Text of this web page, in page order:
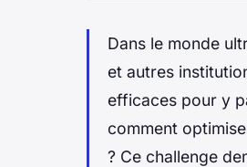
Dans le monde
et autres
efficaces pour y
comment
? Ce challenge